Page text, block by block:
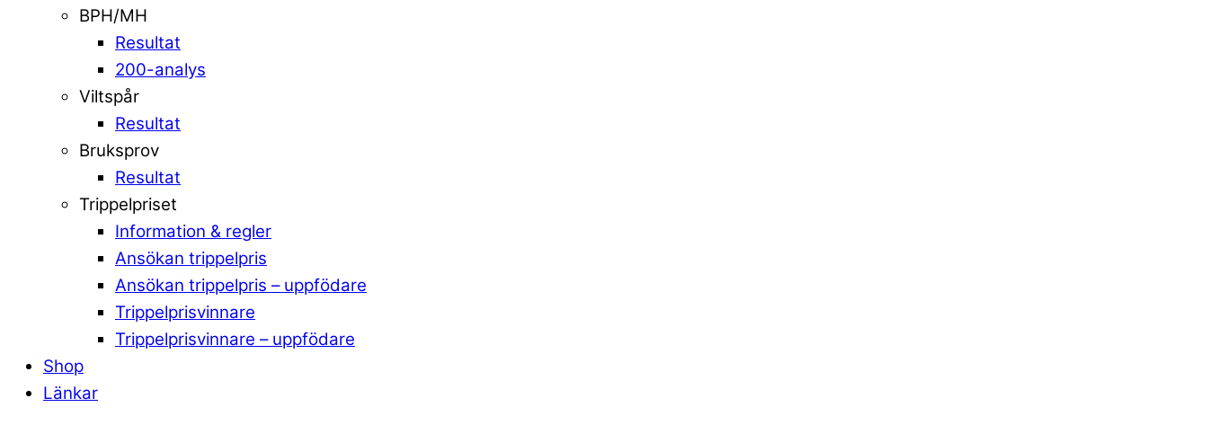
BPH/MH
Resultat
200-analys
Viltspår
Resultat
Bruksprov
Resultat
Trippelpriset
Information & regler
Ansökan trippelpris
Ansökan trippelpris – uppfödare
Trippelprisvinnare
Trippelprisvinnare – uppfödare
Shop
Länkar